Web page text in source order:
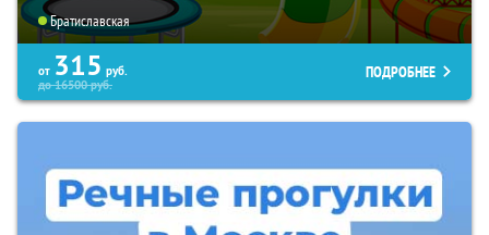
Братиславская
от 315 руб.
до16500руб.
ПОДРОБНЕЕ